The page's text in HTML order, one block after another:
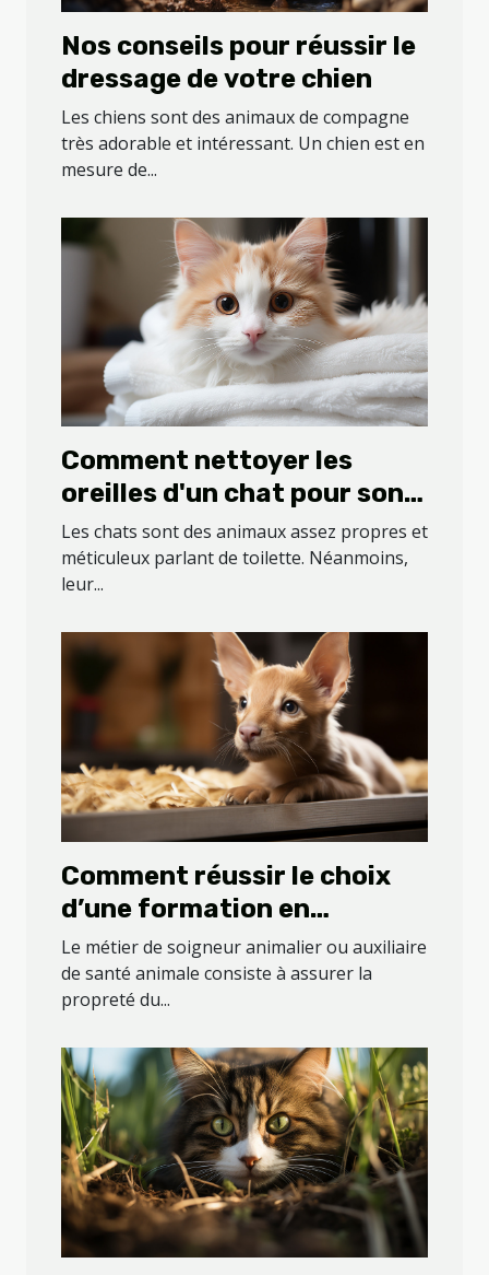
Nos conseils pour réussir le
dressage de votre chien
Les chiens sont des animaux de compagne
très adorable et intéressant. Un chien est en
mesure de...
Comment nettoyer les
oreilles d'un chat pour son
bien-être ?
Les chats sont des animaux assez propres et
méticuleux parlant de toilette. Néanmoins,
leur...
Comment réussir le choix
d’une formation en
soigneur animalier ou
auxiliaire de santé
animale ?
Le métier de soigneur animalier ou auxiliaire
de santé animale consiste à assurer la
propreté du...